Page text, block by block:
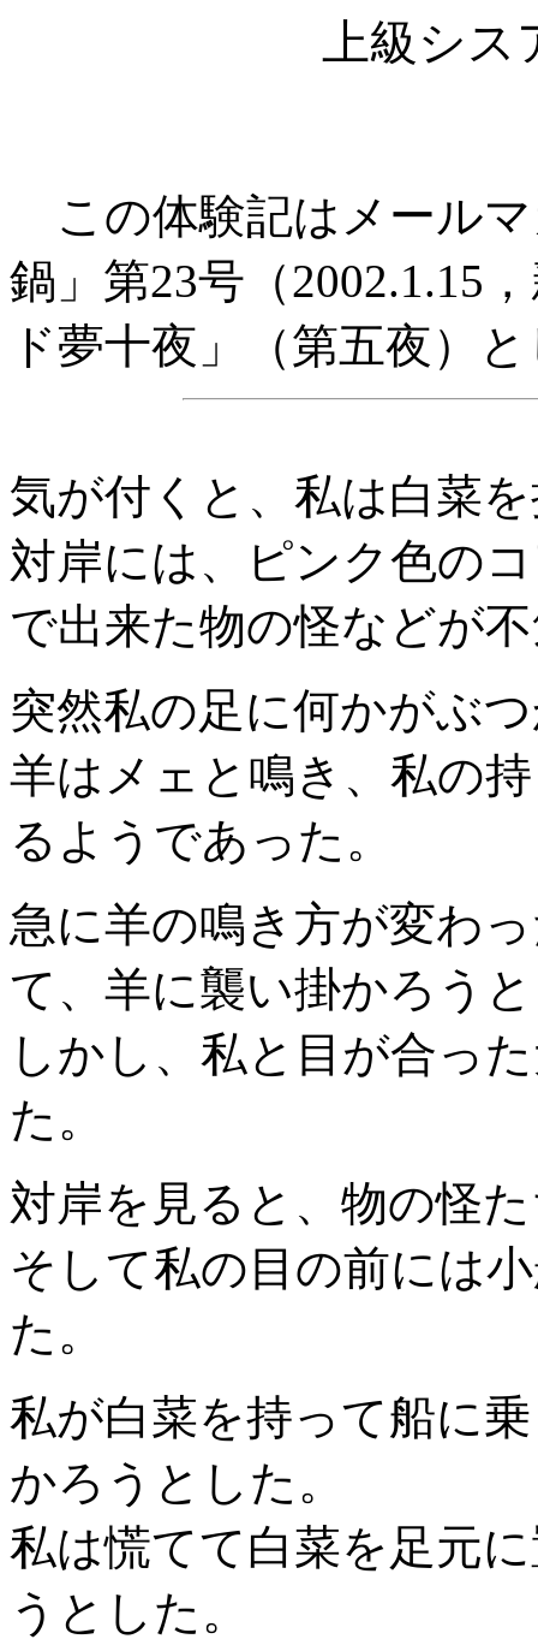
上級シス
この体験記はメール
鍋」第23号（2002.1.15
ド夢十夜」（第五夜）
気が付くと、私は白菜
対岸には、ピンク色の
で出来た物の怪などが
突然私の足に何かがぶ
羊はメェと鳴き、私の
るようであった。
急に羊の鳴き方が変わ
て、羊に襲い掛かろう
しかし、私と目が合っ
た。
対岸を見ると、物の怪
そして私の目の前には
た。
私が白菜を持って船に
かろうとした。
私は慌てて白菜を足元
うとした。